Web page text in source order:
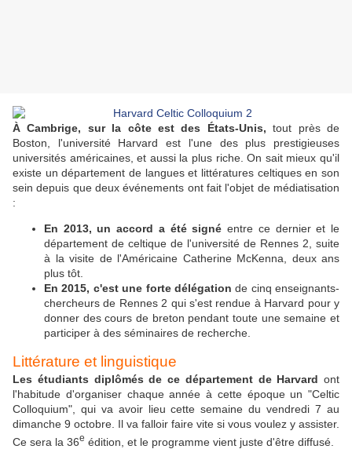
À Cambrige, sur la côte est des États-Unis, tout près de
Boston, l'université Harvard est l'une des plus prestigieuses
universités américaines, et aussi la plus riche. On sait mieux qu'il
existe un département de langues et littératures celtiques en son
sein depuis que deux événements ont fait l'objet de médiatisation
:
En 2013, un accord a été signé entre ce dernier et le
département de celtique de l'université de Rennes 2, suite
à la visite de l'Américaine Catherine McKenna, deux ans
plus tôt.
En 2015, c'est une forte délégation de cinq enseignants-
chercheurs de Rennes 2 qui s'est rendue à Harvard pour y
donner des cours de breton pendant toute une semaine et
participer à des séminaires de recherche.
Littérature et linguistique
Les étudiants diplômés de ce département de Harvard ont
l'habitude d'organiser chaque année à cette époque un "Celtic
Colloquium", qui va avoir lieu cette semaine du vendredi 7 au
dimanche 9 octobre. Il va falloir faire vite si vous voulez y assister.
Ce sera la 36e édition, et le programme vient juste d'être diffusé.